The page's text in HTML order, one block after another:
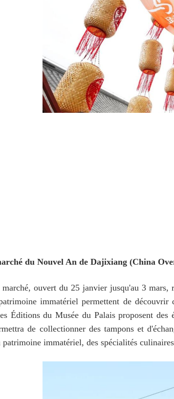
du Nouvel An de Dajixiang (China
marché, ouvert du 25 janvier jusqu'au 3
immatériel permettent de découvrir
Éditions du Musée du Palais proposent
de collectionner des tampons et
patrimoine immatériel, des spécialités